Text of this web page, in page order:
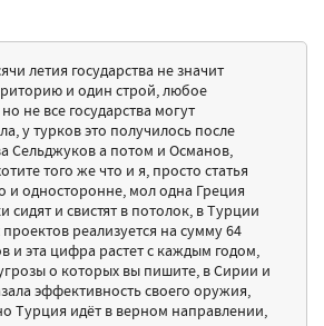
летия государства не значит
и один строй, любое
не все государства могут
у турков это получилось после
Сельджуков а потом и Османов,
того же что и я, просто статья
и односторонне, мол одна Греция
сидят и свистят в потолок, в Турции
реализуется на сумму 64
и эта цифра растет с каждым годом,
о которых вы пишите, в Сирии и
эффективность своего оружия,
Турция идёт в верном направлении,